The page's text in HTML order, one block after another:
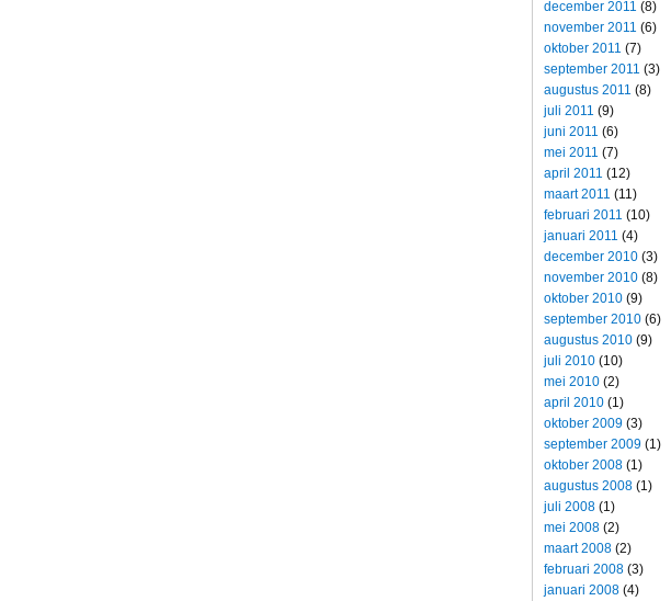
december 2011 (8)
november 2011 (6)
oktober 2011 (7)
september 2011 (3)
augustus 2011 (8)
juli 2011 (9)
juni 2011 (6)
mei 2011 (7)
april 2011 (12)
maart 2011 (11)
februari 2011 (10)
januari 2011 (4)
december 2010 (3)
november 2010 (8)
oktober 2010 (9)
september 2010 (6)
augustus 2010 (9)
juli 2010 (10)
mei 2010 (2)
april 2010 (1)
oktober 2009 (3)
september 2009 (1)
oktober 2008 (1)
augustus 2008 (1)
juli 2008 (1)
mei 2008 (2)
maart 2008 (2)
februari 2008 (3)
januari 2008 (4)